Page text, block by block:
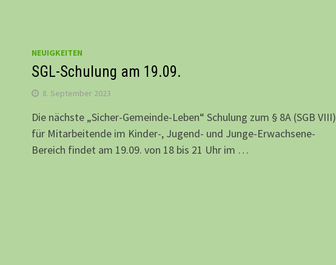
NEUIGKEITEN
SGL-Schulung am 19.09.
8. September 2023
Die nächste „Sicher-Gemeinde-Leben“ Schulung zum § 8A (SGB VIII)
für Mitarbeitende im Kinder-, Jugend- und Junge-Erwachsene-
Bereich findet am 19.09. von 18 bis 21 Uhr im …